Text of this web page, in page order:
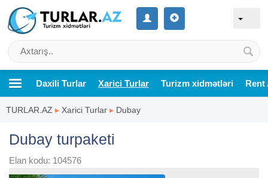
Daxili Turlar Xarici Turlar Turizm xidmətləri Rent
TURLAR.AZ ▸ Xarici Turlar ▸ Dubay
Dubay turpaketi
Elan kodu: 104576